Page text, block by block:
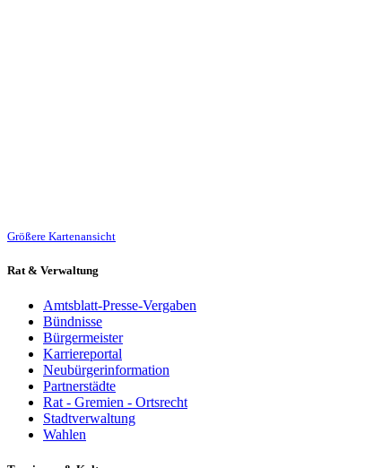
Größere Kartenansicht
Rat & Verwaltung
Amtsblatt-Presse-Vergaben
Bündnisse
Bürgermeister
Karriereportal
Neubürgerinformation
Partnerstädte
Rat - Gremien - Ortsrecht
Stadtverwaltung
Wahlen